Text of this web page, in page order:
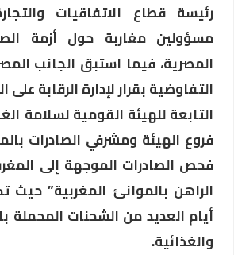
رئيسة قطاع الاتفاقيات
مسؤولين مغاربة حول أزمة
المصرية، فيما استبق الجانب
التفاوضية بقرار لإدارة الرقابة على
التابعة للهيئة القومية لسلامة
فروع الهيئة ومشرفي الصادرات
فحص الصادرات الموجهة إلى
الراهن بالموانئ المغربية”
أيام العديد من الشحنات المحملة
والغذائية.